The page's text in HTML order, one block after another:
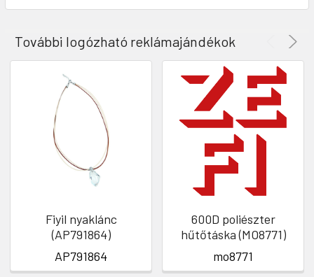
További logózható reklámajándékok
Fiyil nyaklánc
(AP791864)
AP791864
600D poliészter
hűtőtáska (MO8771)
mo8771